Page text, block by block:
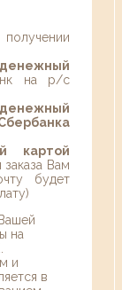
денежный
на р/с
денежный
картой
Вам
будет
на
и
в